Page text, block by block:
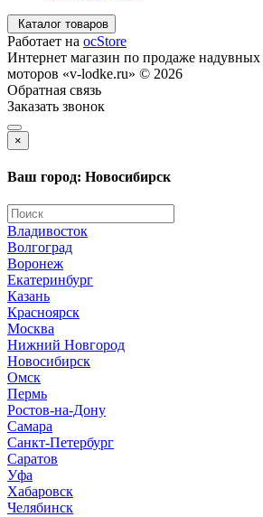
Каталог товаров
Работает на ocStore
Интернет магазин по продаже
моторов «v-lodke.ru» © 2026
Обратная связь
Заказать звонок
×
Ваш город: Новосибирск
Владивосток
Волгоград
Воронеж
Екатеринбург
Казань
Красноярск
Москва
Нижний Новгород
Новосибирск
Омск
Пермь
Ростов-на-Дону
Самара
Санкт-Петербург
Саратов
Уфа
Хабаровск
Челябинск